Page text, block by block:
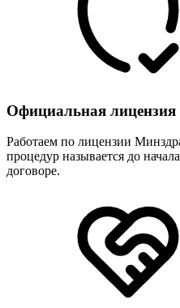
Официальная лицензия
Работаем по лицензии
процедур называется до
договоре.